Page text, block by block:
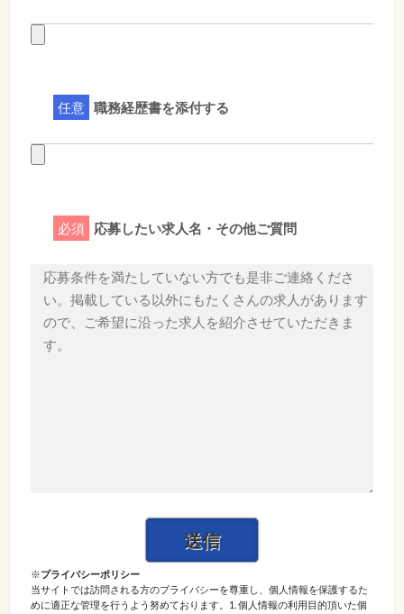
任意 職務経歴書を添付する
必須 応募したい求人名・その他ご質問
※プライバシーポリシー
当サイトでは訪問される方のプライバシーを尊重し、個人情報を保護するた
めに適正な管理を行うよう努めております。1. 個人情報の利用目的頂いた個